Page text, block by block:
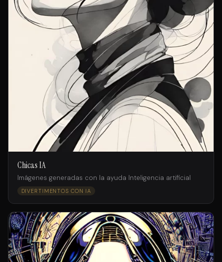
Chicas IA
Imágenes generadas con la ayuda Inteligencia artificial
DIVERTIMENTOS CON IA